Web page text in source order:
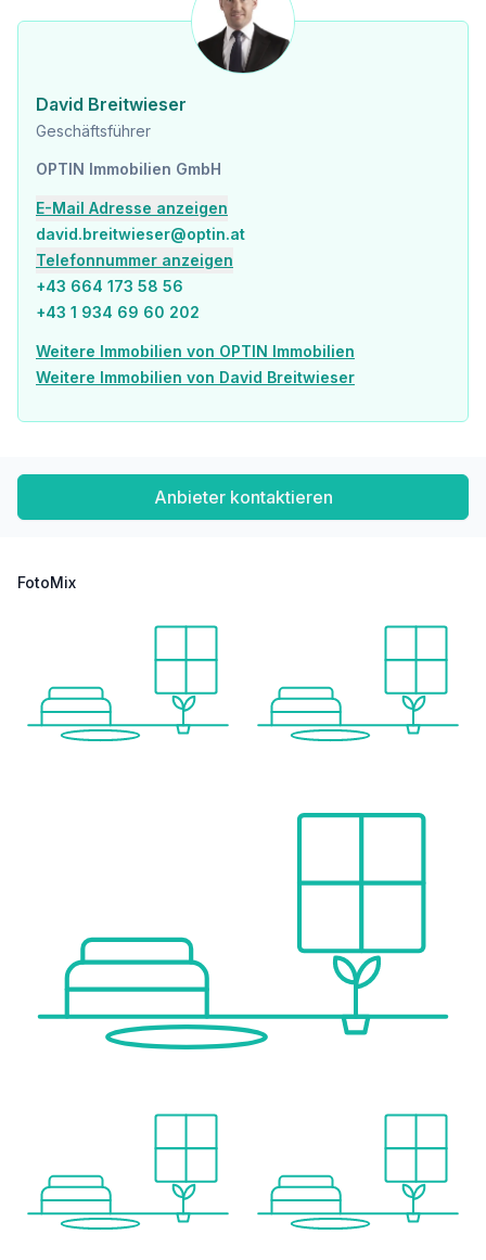
David Breitwieser
Geschäftsführer
OPTIN Immobilien GmbH
E-Mail Adresse anzeigen
david.breitwieser@optin.at
Telefonnummer anzeigen
+43 664 173 58 56
+43 1 934 69 60 202
Weitere Immobilien von OPTIN Immobilien
Weitere Immobilien von David Breitwieser
Anbieter kontaktieren
FotoMix